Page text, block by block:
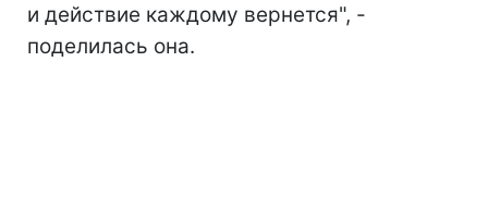
и действие каждому вернется", -
поделилась она.